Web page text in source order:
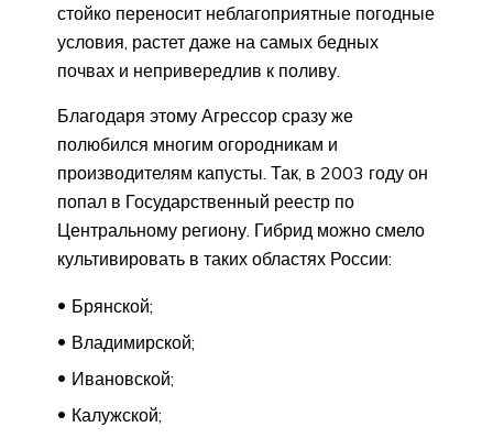
стойко переносит неблагоприятные погодные
условия, растет даже на самых бедных
почвах и непривередлив к поливу.
Благодаря этому Агрессор сразу же
полюбился многим огородникам и
производителям капусты. Так, в 2003 году он
попал в Государственный реестр по
Центральному региону. Гибрид можно смело
культивировать в таких областях России:
Брянской;
Владимирской;
Ивановской;
Калужской;